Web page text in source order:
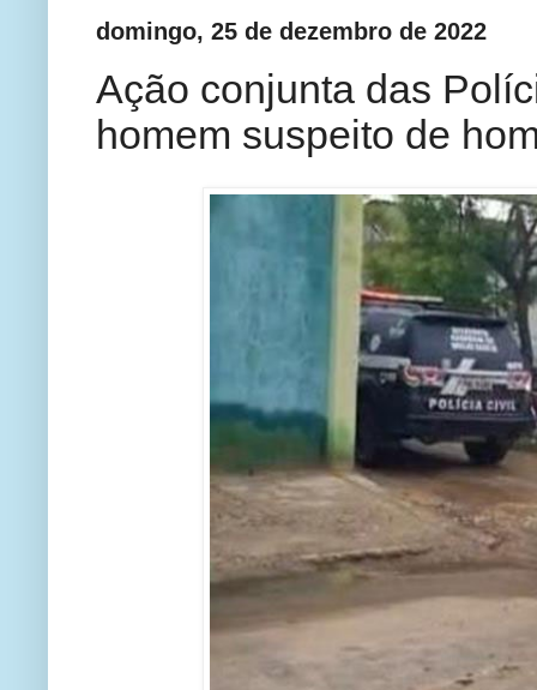
domingo, 25 de dezembro de 2022
Ação conjunta das
homem suspeito de